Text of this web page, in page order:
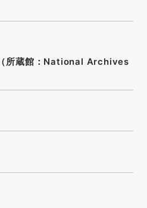
所蔵館：National Archives